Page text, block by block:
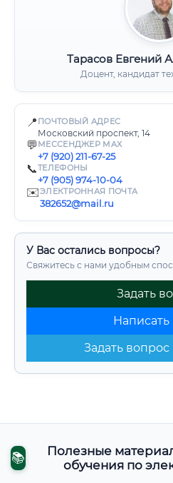
Тарасов Евгений
Доцент, кандидат
📍 ПОЧТОВЫЙ АДРЕС
Московский проспект, 14
💬 МЕССЕНДЖЕР MAX
+7 (920) 211-67-25
📞ТЕЛЕФОНЫ
+7 (905) 974-10-04
✉️ЭЛЕКТРОННАЯ ПОЧТА
382652@mail.ru
У Вас остались вопросы?
Свяжитесь с нами удобным
Задать
Написать
Задать
📚
Полезные
обучения по